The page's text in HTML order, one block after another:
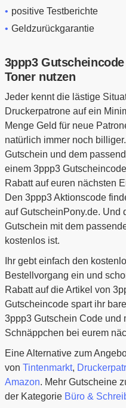
positive Testberichte
Geldzurückgarantie
3ppp3
Toner nutzen
Jeder kennt die lästige
Druckerpatrone auf ein
Menge Geld für neue
natürlich immer noch
Gutschein und dem
einem 3ppp3
Rabatt auf euren nächsten
Den 3ppp3 Aktionscode
auf GutscheinPony.de. Und
Gutschein mit dem
kostenlos ist.
Ihr gebt einfach den
Bestellvorgang ein und
Rabatt auf die Artikel von
Gutscheincode spart ihr
3ppp3 Gutschein Code und
Schnäppchen bei eurem
Eine Alternative zum
von Tintenmarkt,
Amazon. Mehr Gutscheine
der Kategorie Büro &